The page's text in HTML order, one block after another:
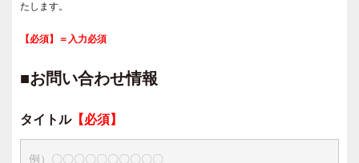
たします。
【必須】＝入力必須
■お問い合わせ情報
タイトル【必須】